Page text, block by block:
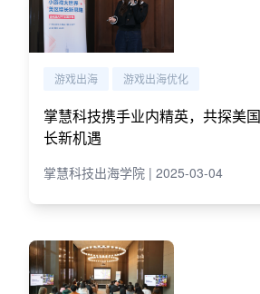
游戏出海 游戏出海优化
掌慧科技携手业内精英，共探美
长新机遇
掌慧科技出海学院 | 2025-03-04